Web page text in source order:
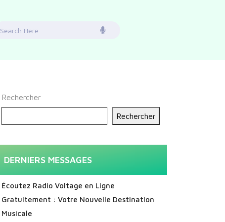
Search
Rechercher
Rechercher
DERNIERS MESSAGES
Écoutez Radio Voltage en Ligne
Gratuitement : Votre Nouvelle Destination
Musicale